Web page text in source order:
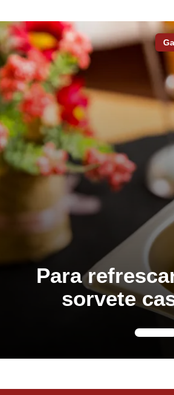
Para
sorvete